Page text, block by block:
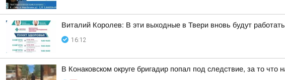
Виталий Королев: В эти выходные в Твери вновь будут
16:12
В Конаковском округе бригадир попал под следствие, за то что